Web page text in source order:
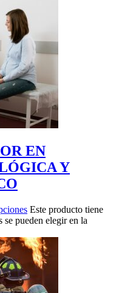
EN
Y
Este producto tiene
pueden elegir en la